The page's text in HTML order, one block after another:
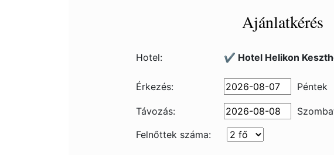
Ajánlatkérés
Hotel: ✔️ Hotel Helikon
Érkezés: Péntek
Távozás:
Felnőttek száma: